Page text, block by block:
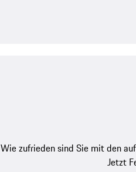
Wie zufrieden sind Sie mit den
Jetzt